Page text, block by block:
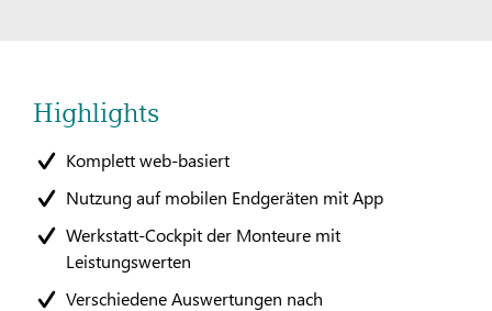
Highlights
Komplett web-basiert
Nutzung auf mobilen Endgeräten mit App
Werkstatt-Cockpit der Monteure mit
Leistungswerten
Verschiedene Auswertungen nach